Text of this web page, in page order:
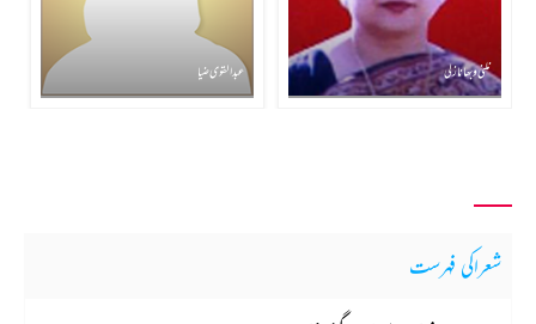
نلنی وبھا نازلی عبدالقوی ضیا
شعراکی فہرست